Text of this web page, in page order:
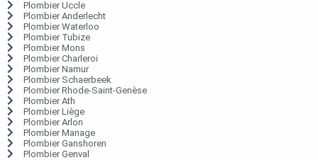
Plombier Uccle
Plombier Anderlecht
Plombier Waterloo
Plombier Tubize
Plombier Mons
Plombier Charleroi
Plombier Namur
Plombier Schaerbeek
Plombier Rhode-Saint-Genèse
Plombier Ath
Plombier Liège
Plombier Arlon
Plombier Manage
Plombier Ganshoren
Plombier Genval